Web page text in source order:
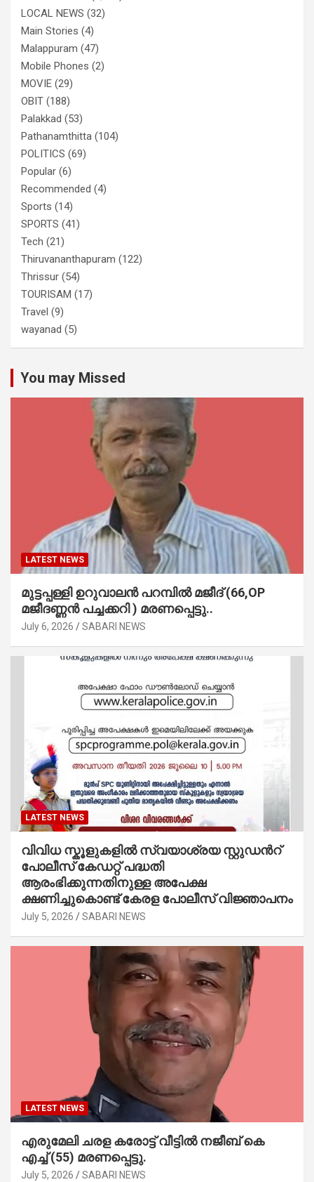
LOCAL NEWS (32)
Main Stories (4)
Malappuram (47)
Mobile Phones (2)
MOVIE (29)
OBIT (188)
Palakkad (53)
Pathanamthitta (104)
POLITICS (69)
Popular (6)
Recommended (4)
Sports (14)
SPORTS (41)
Tech (21)
Thiruvananthapuram (122)
Thrissur (54)
TOURISAM (17)
Travel (9)
wayanad (5)
You may Missed
LATEST NEWS
മുട്ടപ്പള്ളി ഉറുവാലൻ പറമ്പിൽ മജീദ് (66,OP
മജീദണ്ണൻ പച്ചക്കറി ) മരണപ്പെട്ടു..
July 6, 2026 SABARI NEWS
LATEST NEWS
വിവിധ സ്കൂളുകളില്‍ സ്വയാശ്രയ സ്റ്റുഡന്‍റ്
പോലീസ് കേഡറ്റ് പദ്ധതി
ആരംഭിക്കുന്നതിനുള്ള അപേക്ഷ
ക്ഷണിച്ചുകൊണ്ട് കേരള പോലീസ് വിജ്ഞാപനം
July 5, 2026 SABARI NEWS
LATEST NEWS
എരുമേലി ചരള കരോട്ട് വീട്ടിൽ നജീബ് കെ
എച്ച് (55) മരണപ്പെട്ടു.
July 5, 2026 SABARI NEWS